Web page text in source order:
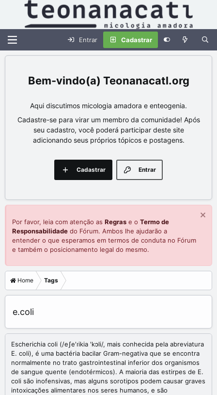
Entrar Cadastrar
Teonanacatl.org
Aqui discutimos micologia amadora e enteogenia.
Cadastre-se para virar um membro da comunidade! Após
seu cadastro, você poderá participar deste site
adicionando seus próprios tópicos e postagens.
Entrar
Cadastrar
Por favor, leia com atenção as Regras e o Termo de
Responsabilidade do Fórum. Ambos lhe ajudarão a
entender o que esperamos em termos de conduta no Fórum
e também o posicionamento legal do mesmo.
Home Tags
e.coli
Escherichia coli (/eʃe'ɾikia 'kɔli/, mais conhecida pela abreviatura
E. coli), é uma bactéria bacilar Gram-negativa que se encontra
normalmente no trato gastrointestinal inferior dos organismos
de sangue quente (endotérmicos). A maioria das estirpes de E.
coli são inofensivas, mas alguns sorotipos podem causar graves
intoxicações alimentares nos seres humanos, e são